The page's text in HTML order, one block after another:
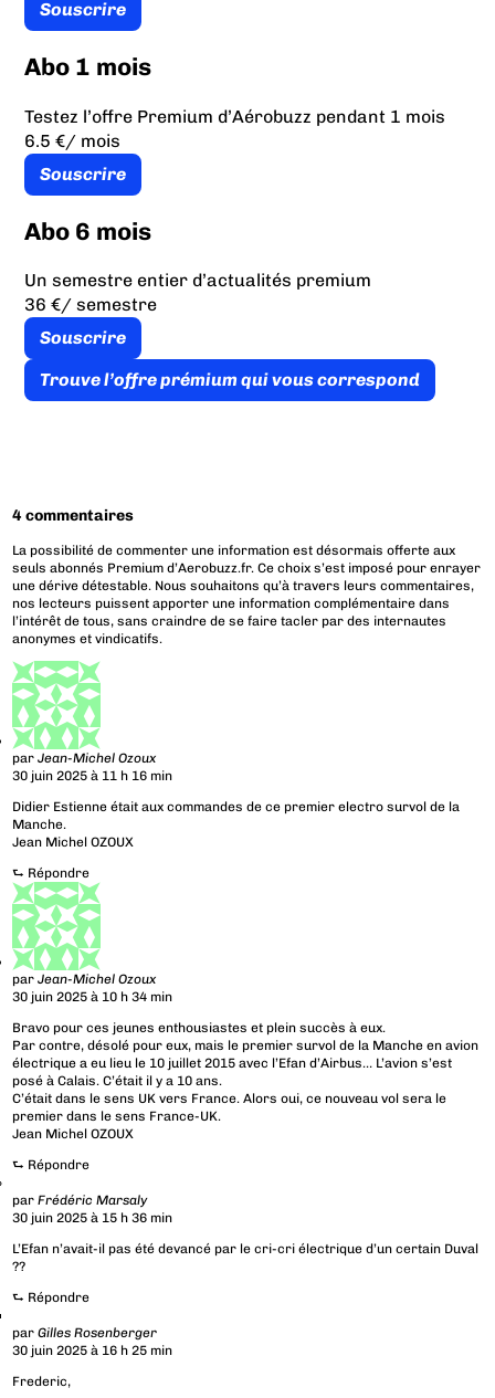
Souscrire
Abo 1 mois
Testez l’offre Premium d’Aérobuzz pendant 1 mois
6.5 €/ mois
Souscrire
Abo 6 mois
Un semestre entier d’actualités premium
36 €/ semestre
Souscrire
Trouve l’offre prémium qui vous correspond
4 commentaires
La possibilité de commenter une information est désormais offerte aux
seuls abonnés Premium d’Aerobuzz.fr. Ce choix s’est imposé pour enrayer
une dérive détestable. Nous souhaitons qu’à travers leurs commentaires,
nos lecteurs puissent apporter une information complémentaire dans
l’intérêt de tous, sans craindre de se faire tacler par des internautes
anonymes et vindicatifs.
parJean-Michel Ozoux
30 juin 2025 à 11 h 16 min
Didier Estienne était aux commandes de ce premier electro survol de la
Manche.
Jean Michel OZOUX
⮑ Répondre
parJean-Michel Ozoux
30 juin 2025 à 10 h 34 min
Bravo pour ces jeunes enthousiastes et plein succès à eux.
Par contre, désolé pour eux, mais le premier survol de la Manche en avion
électrique a eu lieu le 10 juillet 2015 avec l’Efan d’Airbus… L’avion s’est
posé à Calais. C’était il y a 10 ans.
C’était dans le sens UK vers France. Alors oui, ce nouveau vol sera le
premier dans le sens France-UK.
Jean Michel OZOUX
⮑ Répondre
parFrédéric Marsaly
30 juin 2025 à 15 h 36 min
L’Efan n’avait-il pas été devancé par le cri-cri électrique d’un certain Duval
??
⮑ Répondre
parGilles Rosenberger
30 juin 2025 à 16 h 25 min
Frederic,